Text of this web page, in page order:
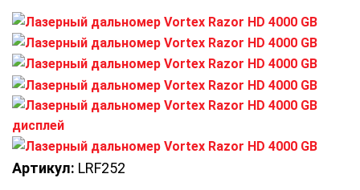
Артикул: LRF252